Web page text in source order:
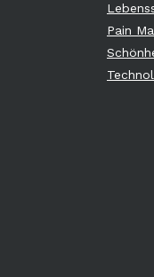
Pain